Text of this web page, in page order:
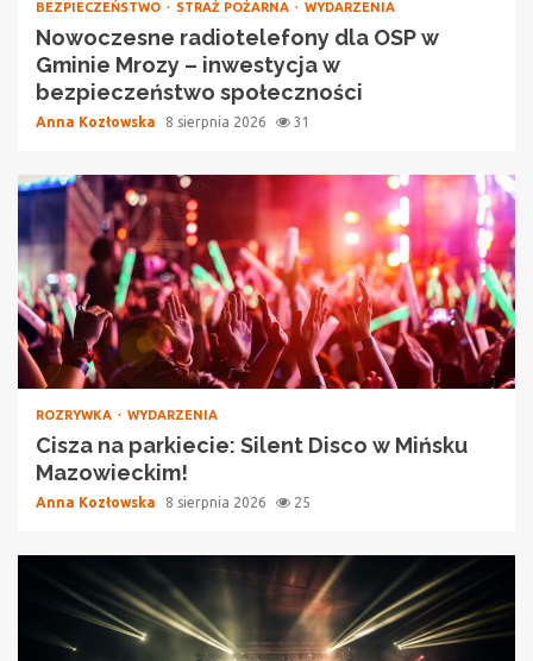
BEZPIECZEŃSTWO STRAŻ POŻARNA WYDARZENIA
Nowoczesne radiotelefony dla OSP w
Gminie Mrozy – inwestycja w
bezpieczeństwo społeczności
Anna Kozłowska 8 sierpnia 2026 31
ROZRYWKA WYDARZENIA
Cisza na parkiecie: Silent Disco w Mińsku
Mazowieckim!
Anna Kozłowska 8 sierpnia 2026 25